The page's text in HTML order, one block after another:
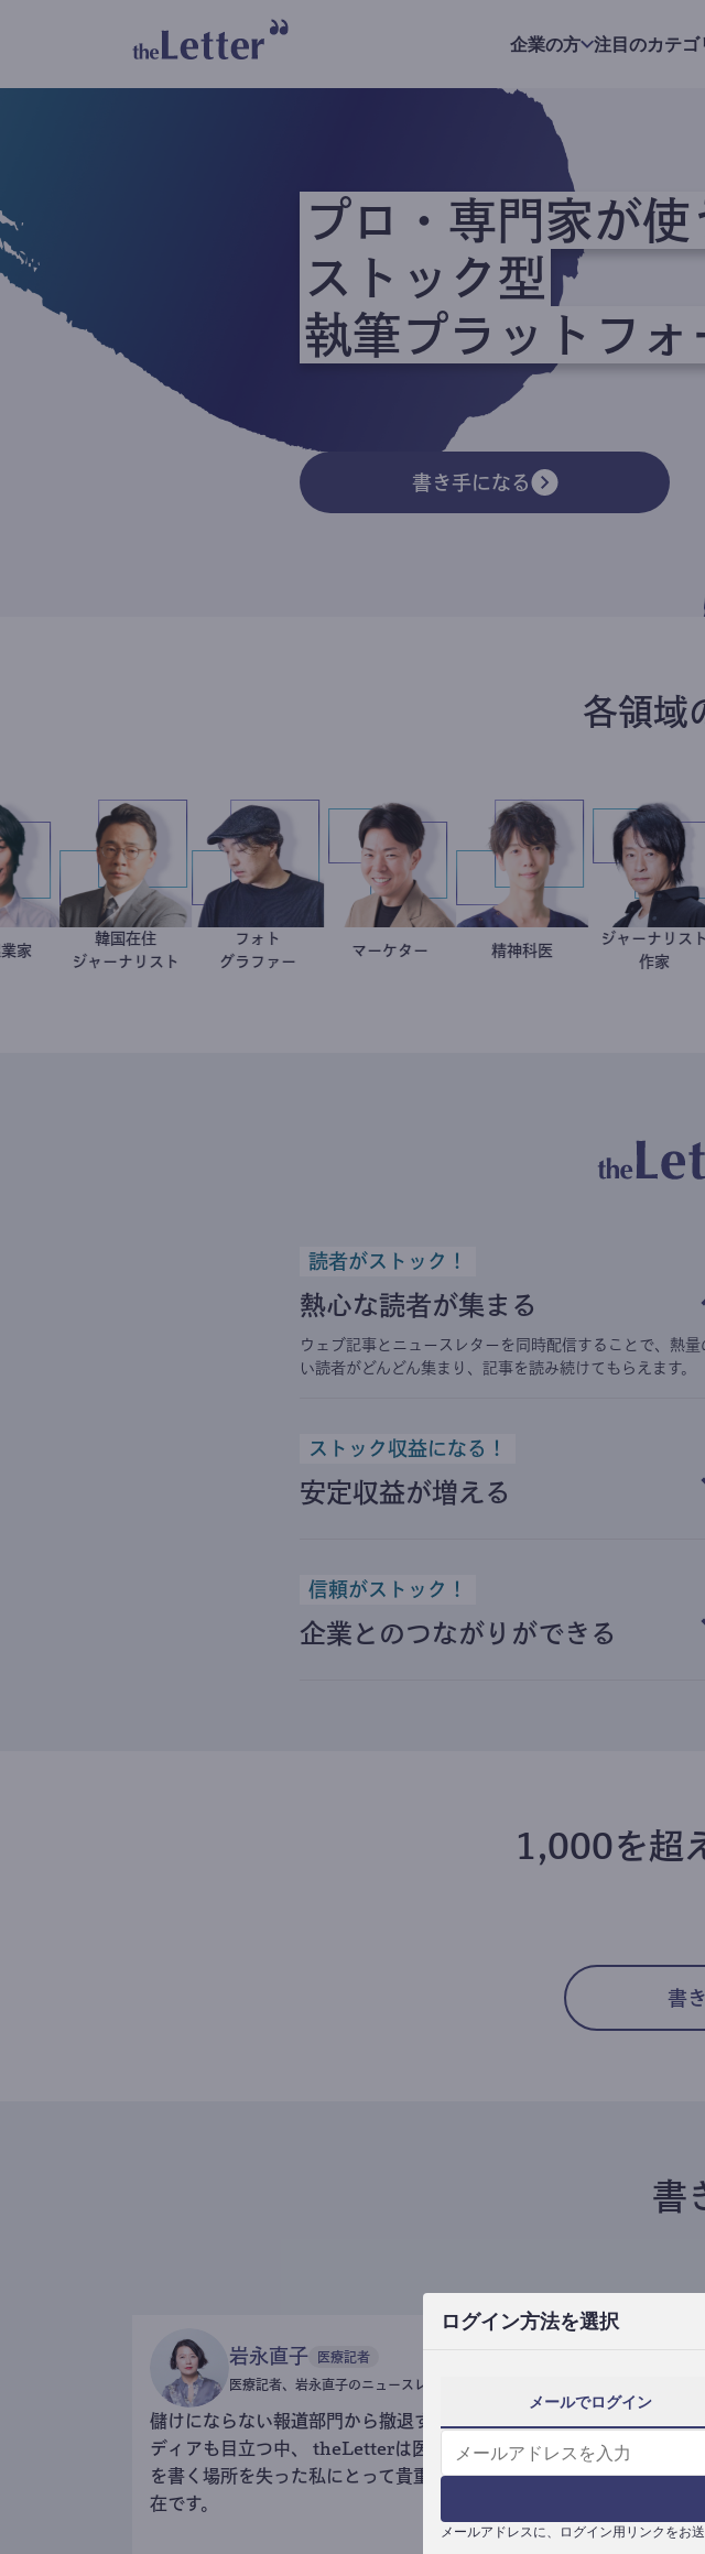
ログイン方法を選択
メールでログイン
メールアドレスに、ログイン用リンクをお送
企業の方 注目のカテゴ
プロ・専門家が使
ストック型
執筆プラットフォ
書き手になる
各領域
駒崎弘樹
社会起業家
ジャーナリスト
別所隆弘
グラファー
室谷良平
マーケター 藤野智哉
精神科医
ジャ
読者がストック！
熱心な読者が集まる
ウェブ記事とニュースレターを同時配信することで、熱量
い読者がどんどん集まり、記事を読み続けてもらえます。
ストック収益になる！
安定収益が増える
信頼がストック！
企業とのつながりができる
1,000を超
書
書
岩永直子 医療記者
医療記者、岩永直子のニュースレター
儲けにならない報道部門から撤退するメ
ディアも目立つ中、 theLetterは医療記事
を書く場所を失った私にとって貴重な存
在です。
い距離で執筆でき